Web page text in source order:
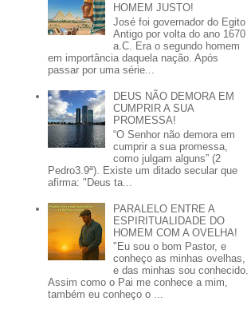
HOMEM JUSTO!
José foi governador do Egito
Antigo por volta do ano 1670
a.C. Era o segundo homem
em importância daquela nação. Após
passar por uma série...
DEUS NÃO DEMORA EM
CUMPRIR A SUA
PROMESSA!
“O Senhor não demora em
cumprir a sua promessa,
como julgam alguns” (2
Pedro3.9ª). Existe um ditado secular que
afirma: "Deus ta...
PARALELO ENTRE A
ESPIRITUALIDADE DO
HOMEM COM A OVELHA!
"Eu sou o bom Pastor, e
conheço as minhas ovelhas,
e das minhas sou conhecido.
Assim como o Pai me conhece a mim,
também eu conheço o ...